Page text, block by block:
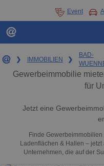
Event
❯ IMMOBILIEN ❯
BAD-
Gewerbeimmobilie
für
Jetzt eine
Finde
Ladenflächen & Hallen –
Unternehmen, die auf der